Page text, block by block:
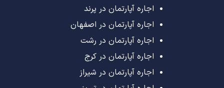
اجاره آپارتمان در پرند
اجاره آپارتمان در اصفهان
اجاره آپارتمان در رشت
اجاره آپارتمان در کرج
اجاره آپارتمان در شیراز